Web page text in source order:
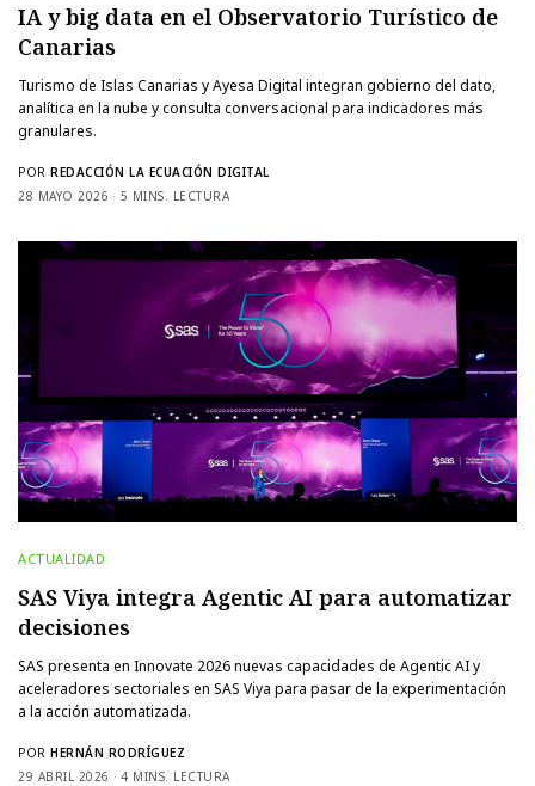
IA y big data en el Observatorio Turístico de
Canarias
Turismo de Islas Canarias y Ayesa Digital integran gobierno del dato,
analítica en la nube y consulta conversacional para indicadores más
granulares.
POR REDACCIÓN LA ECUACIÓN DIGITAL
28 MAYO 2026
5 MINS. LECTURA
ACTUALIDAD
SAS Viya integra Agentic AI para automatizar
decisiones
SAS presenta en Innovate 2026 nuevas capacidades de Agentic AI y
aceleradores sectoriales en SAS Viya para pasar de la experimentación
a la acción automatizada.
POR HERNÁN RODRÍGUEZ
29 ABRIL 2026
4 MINS. LECTURA